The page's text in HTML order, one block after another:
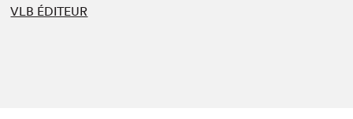
VLB ÉDITEUR